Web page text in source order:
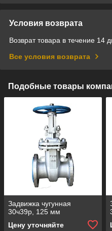
Условия возврата
Возврат товара в течение 14
Все условия возврата
Подобные товары
Задвижка чугунная
30ч39р, 125 мм
Цену уточняйте